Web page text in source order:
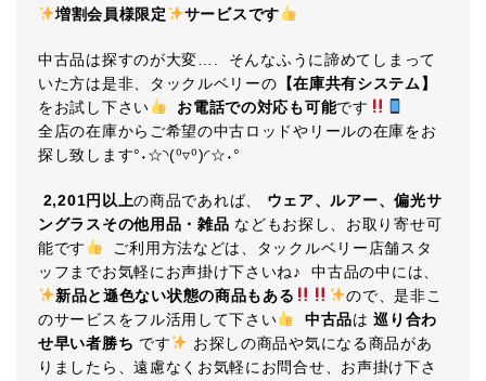
増割会員様限定
サービスです
中古品は探すのが大変…. そんなふうに諦めてしまって
いた方は是非、タックルベリーの 【在庫共有システム】
をお試し下さい
お電話での対応も可能です
全店の在庫からご希望の中古ロッドやリールの在庫をお
探し致します°˖☆◝(⁰▿⁰)◜☆˖°
2,201円以上の商品であれば、 ウェア、ルアー、偏光サ
ングラスその他用品・雑品 などもお探し、お取り寄せ可
能です
ご利用方法などは、タックルベリー店舗スタ
ッフまでお気軽にお声掛け下さいね♪ 中古品の中には、
新品と遜色ない状態の商品もある
ので、是非こ
のサービスをフル活用して下さい
中古品は巡り合わ
せ早い者勝ち です
お探しの商品や気になる商品があ
りましたら、遠慮なくお気軽にお問合せ、お声掛け下さ